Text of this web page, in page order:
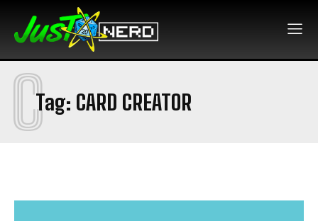
Tag: CARD CREATOR
C